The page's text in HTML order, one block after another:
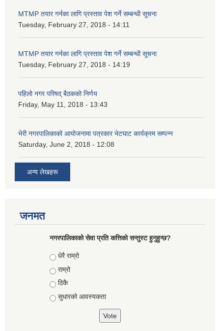
MTMP तयार गर्नका लागि प्रस्ताव पेश गर्ने सम्बन्धी सूचना
Tuesday, February 27, 2018 - 14:11
MTMP तयार गर्नका लागि प्रस्ताव पेश गर्ने सम्बन्धी सूचना
Tuesday, February 27, 2018 - 14:19
पहिलो नगर परिषद् बैठकको निर्णय
Friday, May 11, 2018 - 13:43
भेरी नगरपालिकाको आयोजनामा पत्रकार भेटघाट कार्यक्रम सम्पन्न
Saturday, June 2, 2018 - 12:08
अन्य लेखहरू
जनमत
नगरपालिकाको सेवा प्रति कत्तिको सन्तुस्ट हुनुहुन्छ?
Choices
धेरै राम्रो
राम्रो
ठिकै
सुधारको आवस्यकता